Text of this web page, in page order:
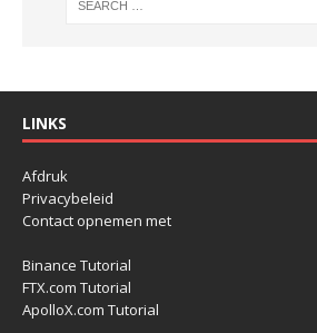
LINKS
Afdruk
Privacybeleid
Contact opnemen met
Binance Tutorial
FTX.com Tutorial
ApolloX.com Tutorial